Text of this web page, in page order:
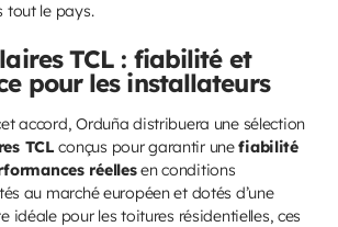
tout le pays.
TCL : fiabilité et
pour les installateurs
accord, Orduña distribuera une sélection
TCL conçus pour garantir unefiabilité
réellesen conditions
au marché européen et dotés d’une
idéale pour les toitures résidentielles, ces